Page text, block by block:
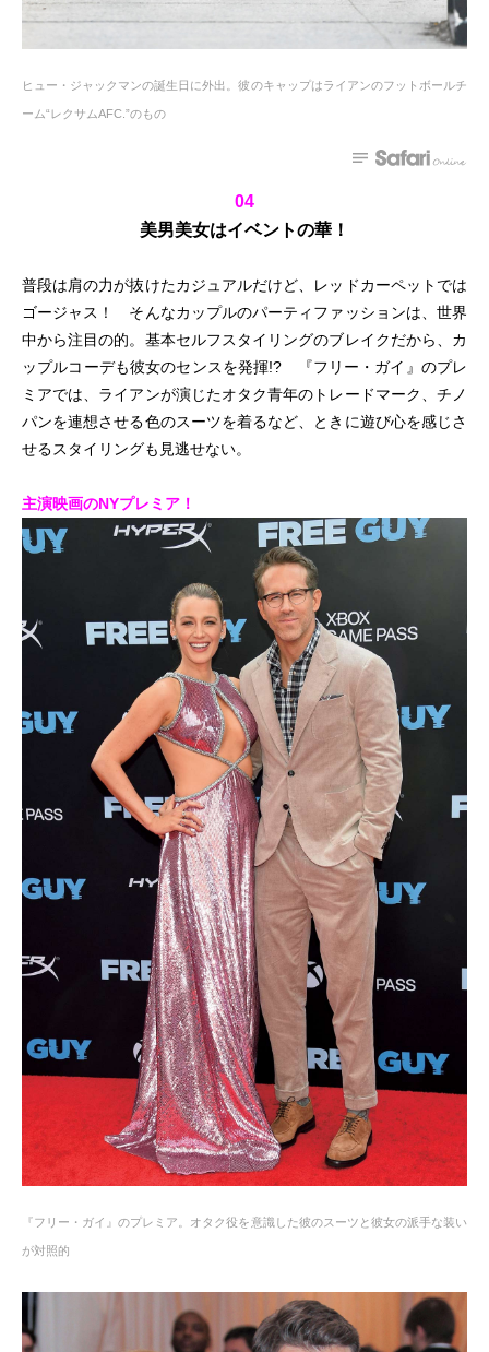
ヒュー・ジャックマンの誕生日に外出。彼のキャップはライアンのフットボールチ
ーム“レクサムAFC.”のもの
04
美男美女はイベントの華！
普段は肩の力が抜けたカジュアルだけど、レッドカーペットでは
ゴージャス！ そんなカップルのパーティファッションは、世界
中から注目の的。基本セルフスタイリングのブレイクだから、カ
ップルコーデも彼女のセンスを発揮!? 『フリー・ガイ』のプレ
ミアでは、ライアンが演じたオタク青年のトレードマーク、チノ
パンを連想させる色のスーツを着るなど、ときに遊び心を感じさ
せるスタイリングも見逃せない。
主演映画のNYプレミア！
『フリー・ガイ』のプレミア。オタク役を意識した彼のスーツと彼女の派手な装い
が対照的